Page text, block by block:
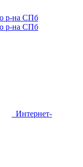
Интернет-